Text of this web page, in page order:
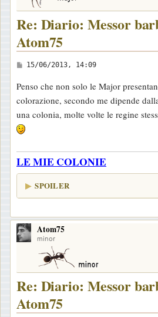
Re: Diario: Messor
Atom75
M
s
s
a
g
i
o
15/06/2013, 14:09
Penso che non solo le Major
colorazione, secondo me dipende
una colonia, molte volte le regine
LE MIE COLONIE
SPOILER
Atom75
minor
Re: Diario: Messor
Atom75